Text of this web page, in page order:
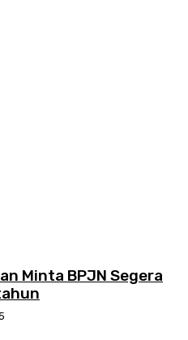
Minta BPJN Segera